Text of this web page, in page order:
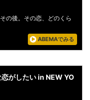
の後。その恋、どのくら
ABEMAでみる
がしたい in NEW YO